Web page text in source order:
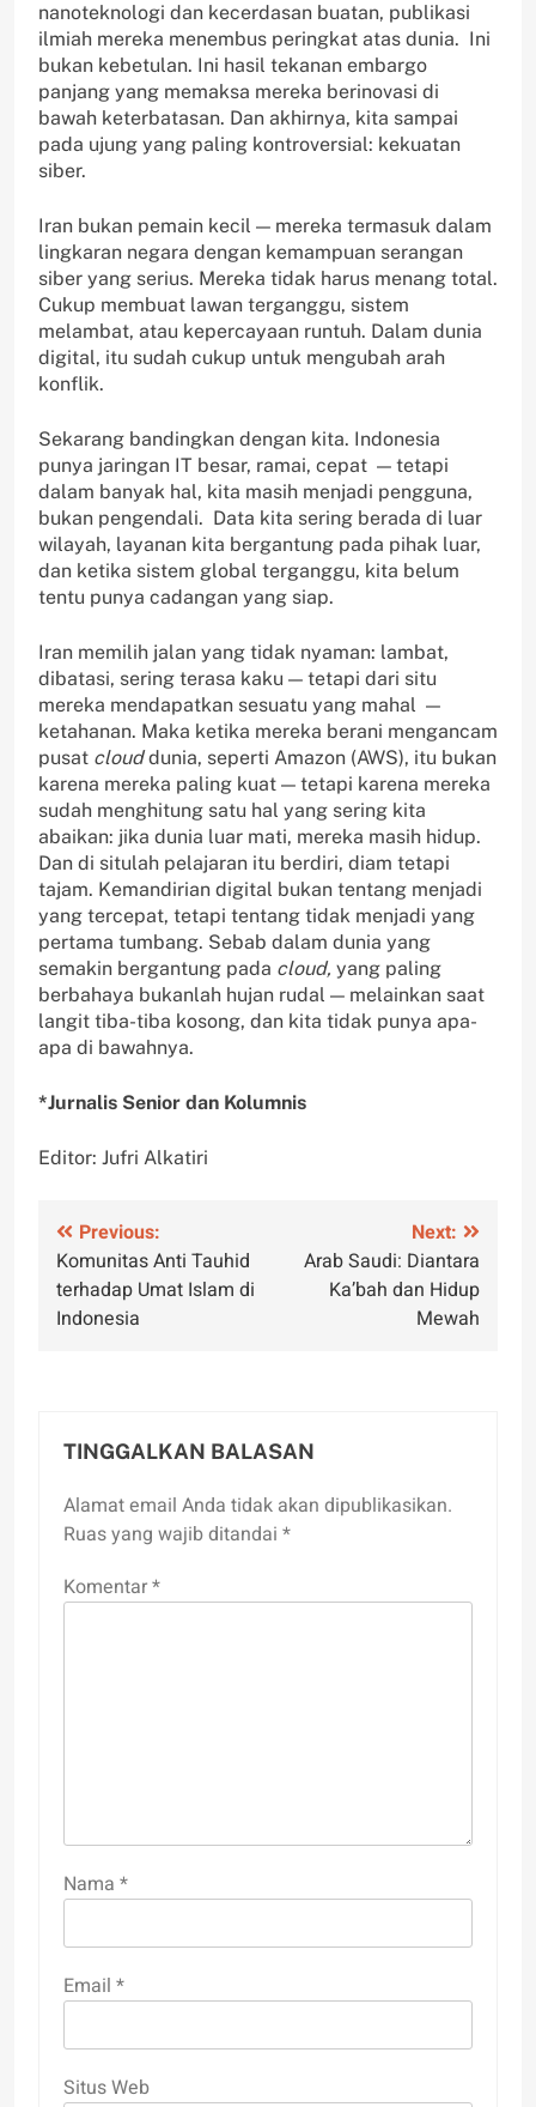
nanoteknologi dan kecerdasan buatan, publikasi
ilmiah mereka menembus peringkat atas dunia. Ini
bukan kebetulan. Ini hasil tekanan embargo
panjang yang memaksa mereka berinovasi di
bawah keterbatasan. Dan akhirnya, kita sampai
pada ujung yang paling kontroversial: kekuatan
siber.
Iran bukan pemain kecil — mereka termasuk dalam
lingkaran negara dengan kemampuan serangan
siber yang serius. Mereka tidak harus menang total.
Cukup membuat lawan terganggu, sistem
melambat, atau kepercayaan runtuh. Dalam dunia
digital, itu sudah cukup untuk mengubah arah
konflik.
Sekarang bandingkan dengan kita. Indonesia
punya jaringan IT besar, ramai, cepat — tetapi
dalam banyak hal, kita masih menjadi pengguna,
bukan pengendali. Data kita sering berada di luar
wilayah, layanan kita bergantung pada pihak luar,
dan ketika sistem global terganggu, kita belum
tentu punya cadangan yang siap.
Iran memilih jalan yang tidak nyaman: lambat,
dibatasi, sering terasa kaku — tetapi dari situ
mereka mendapatkan sesuatu yang mahal —
ketahanan. Maka ketika mereka berani mengancam
pusat clouddunia, seperti Amazon (AWS), itu bukan
karena mereka paling kuat — tetapi karena mereka
sudah menghitung satu hal yang sering kita
abaikan: jika dunia luar mati, mereka masih hidup.
Dan di situlah pelajaran itu berdiri, diam tetapi
tajam. Kemandirian digital bukan tentang menjadi
yang tercepat, tetapi tentang tidak menjadi yang
pertama tumbang. Sebab dalam dunia yang
semakin bergantung pada cloud, yang paling
berbahaya bukanlah hujan rudal — melainkan saat
langit tiba-tiba kosong, dan kita tidak punya apa-
apa di bawahnya.
*Jurnalis Senior dan Kolumnis
Editor: Jufri Alkatiri
Navigasi
pos
Previous:
Komunitas Anti Tauhid
terhadap Umat Islam di
Indonesia
Next:
Arab Saudi: Diantara
Ka’bah dan Hidup
Mewah
TINGGALKAN BALASAN
Alamat email Anda tidak akan dipublikasikan.
Ruas yang wajib ditandai *
Komentar*
Nama *
Email *
Situs Web